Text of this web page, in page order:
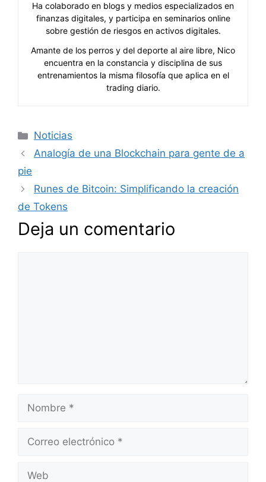
Ha colaborado en blogs y medios especializados en
finanzas digitales, y participa en seminarios online
sobre gestión de riesgos en activos digitales.
Amante de los perros y del deporte al aire libre, Nico
encuentra en la constancia y disciplina de sus
entrenamientos la misma filosofía que aplica en el
trading diario.
Categorías
Noticias
Analogía de una Blockchain para gente de a
pie
Runes de Bitcoin: Simplificando la creación
de Tokens
Deja un comentario
electrónico